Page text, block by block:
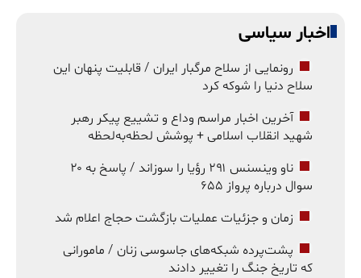
اخبار سیاسی
رونمایی از سلاح مرگبار ایران / قابلیت پنهان این
سلاح دنیا را شوکه کرد
آخرین اخبار مراسم وداع و تشییع پیکر رهبر
شهید انقلاب اسلامی + پوشش لحظه‌به‌لحظه
ناو وینسنس ۲۹۱ رؤیا را سوزاند / پاسخ به ۲۰
سوال درباره پرواز ۶۵۵
زمان و جزئیات عملیات بازگشت حجاج اعلام شد
پشت‌پرده شبکه‌های جاسوسی زنان / مامورانی
که تاریخ جنگ را تغییر دادند